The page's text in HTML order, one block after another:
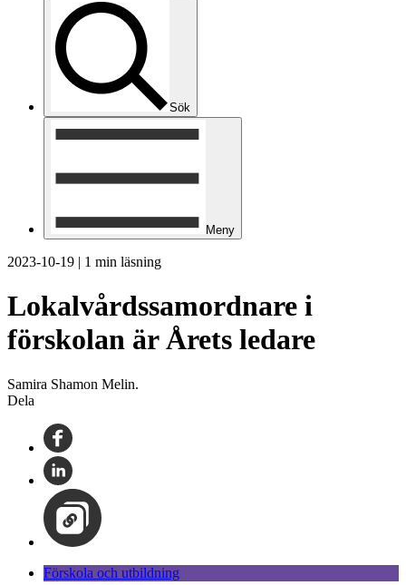
Sök
Meny
2023-10-19 | 1 min läsning
Lokalvårdssamordnare i
förskolan är Årets ledare
Samira Shamon Melin.
Dela
Förskola och utbildning